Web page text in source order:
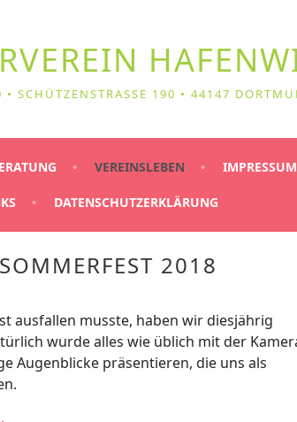
SCHÜTZENSTRASSE 190 • 44147
VEREINSLEBEN
DATENSCHUTZERKLÄRUNG
2018
ausfallen musste, haben wir diesjährig
wurde alles wie üblich mit der
Augenblicke präsentieren, die uns als